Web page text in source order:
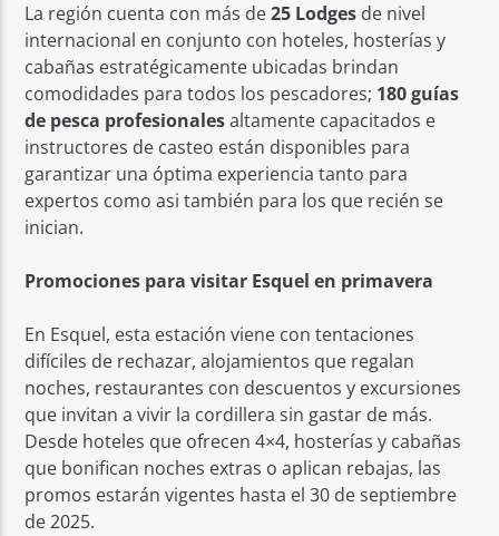
La región cuenta con más de25 Lodges de nivel
internacional en conjunto con hoteles, hosterías y
cabañas estratégicamente ubicadas brindan
comodidades para todos los pescadores; 180 guías
de pesca profesionalesaltamente capacitados e
instructores de casteo están disponibles para
garantizar una óptima experiencia tanto para
expertos como asi también para los que recién se
inician.
Promociones para visitar Esquel en primavera
En Esquel, esta estación viene con tentaciones
difíciles de rechazar, alojamientos que regalan
noches, restaurantes con descuentos y excursiones
que invitan a vivir la cordillera sin gastar de más.
Desde hoteles que ofrecen 4×4, hosterías y cabañas
que bonifican noches extras o aplican rebajas, las
promos estarán vigentes hasta el 30 de septiembre
de 2025.